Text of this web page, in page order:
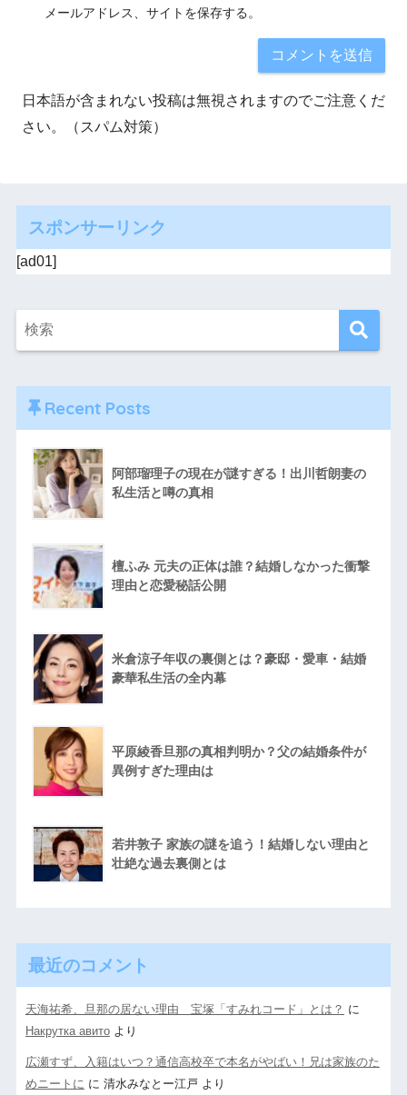
メールアドレス、サイトを保存する。
日本語が含まれない投稿は無視されますのでご注意くだ
さい。（スパム対策）
スポンサーリンク
[ad01]
Recent Posts
阿部瑠理子の現在が謎すぎる！出川哲朗妻の
私生活と噂の真相
檀ふみ 元夫の正体は誰？結婚しなかった衝撃
理由と恋愛秘話公開
米倉涼子年収の裏側とは？豪邸・愛車・結婚
豪華私生活の全内幕
平原綾香旦那の真相判明か？父の結婚条件が
異例すぎた理由は
若井敦子 家族の謎を追う！結婚しない理由と
壮絶な過去裏側とは
最近のコメント
天海祐希、旦那の居ない理由 宝塚「すみれコード」とは？ に
Накрутка авитоより
広瀬すず、入籍はいつ？通信高校卒で本名がやばい！兄は家族のた
めニートに に 清水みなとー江戸 より